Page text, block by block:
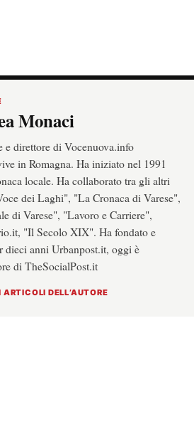
Monaci
e direttore di Vocenuova.info
in Romagna. Ha iniziato nel 1991
locale. Ha collaborato tra gli altri
dei Laghi", "La Cronaca di Varese",
di Varese", "Lavoro e Carriere",
"Il Secolo XIX". Ha fondato e
dieci anni Urbanpost.it, oggi è
di TheSocialPost.it
DELL’AUTORE